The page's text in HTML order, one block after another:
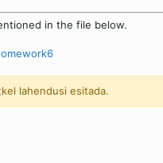
in the file below.
lahendusi esitada.